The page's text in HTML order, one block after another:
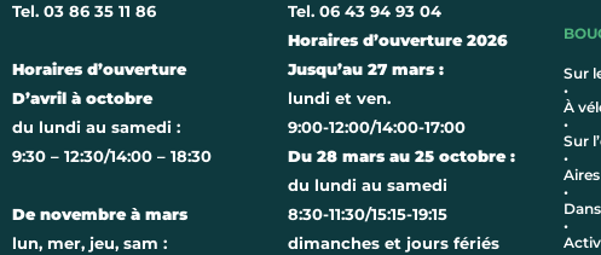
Tel. 03 86 35 11 86
Horaires d’ouverture
D’avril à octobre
du lundi au samedi :
9:30 – 12:30/14:00 – 18:30
De novembre à mars
lun, mer, jeu, sam :
Tel. 06 43 94 93 04
Horaires d’ouverture 2026
Jusqu’au 27 mars :
lundi et ven.
9:00-12:00/14:00-17:00
Du 28 mars au 25 octobre :
du lundi au samedi
8:30-11:30/15:15-19:15
dimanches et jours fériés
Sur
•
À
•
Sur
•
•
•